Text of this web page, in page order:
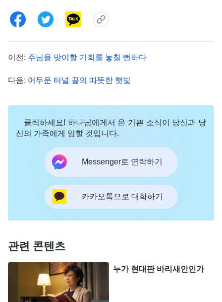
님이 아니라면 그 누구도 할 수 없는 말씀이라는 거
린양이 펼친 책≫을 몇 번이나 읽어 봤어. 그 책은 하
보고서야 하나님께서 인류를 구원하시는 사역은 세
는 본성의 속박에서 벗어나 정결함을 얻고 천국으로
들어갈 수 있는 길이라는 걸 알게 됐어. 그 말씀들은
모두 성경 속 주님의 예언과도 일치하고, 또 성경에
는 없는 진리를 담고 있어. 하나님이 아니면 그 누구
도 알 수 없는 진리와 비밀들이야. 그래서 나는 전능
하신 하나님 말씀이 바로 하나님의 음성이고, 전능하
을 확신해! 우리의 믿음은 틀리지 않아. 참도를 그렇
힘들었습니다. ‘전능하신 하나님께서는 분명 예수님
의 재림이야. 이건 틀림없는 사실인데, 왜 리더와 가
이전: 주님을 맞이할 기회를 놓칠 뻔하다
다음: 어두운 터널 끝의 따뜻한 햇빛
클릭하세요! 하나님에게서 온 기쁜 소식이 당신과 당
신의 가족에게 임할 것입니다.
Messenger로 연락하기
카카오톡으로 대화하기
관련 콘텐츠
누가 현대판 바리새인인가